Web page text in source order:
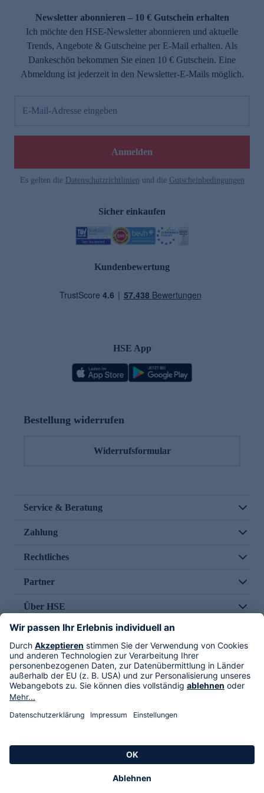
Newsletter abonnieren – 10 € Gutschein erhalten
Ich möchte den HSE-Newsletter abonnieren und aktuelle
Trends, Angebote & Gutscheine per E-Mail erhalten. Als
Dankeschön bekommen Sie einen 10 € Gutschein. Eine
Abmeldung ist jederzeit in den Newsletter-E-Mails möglich.
E-Mail-Adresse eingeben
Anmelden
Es gelten die Datenschutzrichtlinien und die Gutscheinbedingungen
Sicher einkaufen
Kundenbewertung
HSE App
Bestellung widerrufen
Widerrufsformular
Service & Beratung
Zahlung
Rechtliches
Partner
Über HSE
Im TV
HSE International